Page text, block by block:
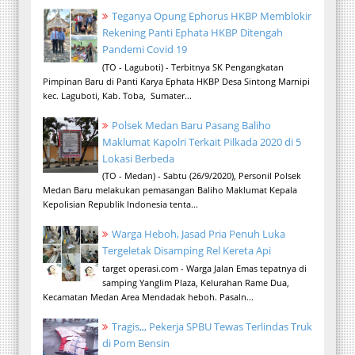
Teganya Opung Ephorus HKBP Memblokir
Rekening Panti Ephata HKBP Ditengah
Pandemi Covid 19
(TO - Laguboti) - Terbitnya SK Pengangkatan
Pimpinan Baru di Panti Karya Ephata HKBP Desa Sintong Marnipi
kec. Laguboti, Kab. Toba, Sumater...
Polsek Medan Baru Pasang Baliho
Maklumat Kapolri Terkait Pilkada 2020 di 5
Lokasi Berbeda
(TO - Medan) - Sabtu (26/9/2020), Personil Polsek
Medan Baru melakukan pemasangan Baliho Maklumat Kepala
Kepolisian Republik Indonesia tenta...
Warga Heboh, Jasad Pria Penuh Luka
Tergeletak Disamping Rel Kereta Api
target operasi.com - Warga Jalan Emas tepatnya di
samping Yanglim Plaza, Kelurahan Rame Dua,
Kecamatan Medan Area Mendadak heboh. Pasaln...
Tragis,,, Pekerja SPBU Tewas Terlindas Truk
di Pom Bensin